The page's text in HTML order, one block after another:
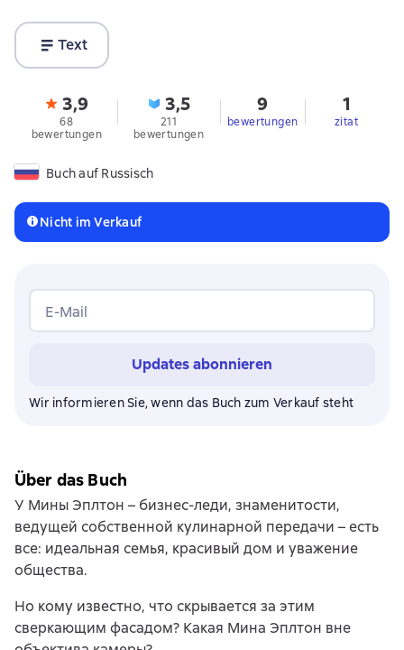
Text
3,9
68
bewertungen
3,5
211
bewertungen
9
bewertungen
1
zitat
Buch auf Russisch
Nicht im Verkauf
E-Mail
Updates abonnieren
Wir informieren Sie, wenn das Buch zum Verkauf steht
Über das Buch
У Мины Эплтон – бизнес-леди, знаменитости,
ведущей собственной кулинарной передачи – есть
все: идеальная семья, красивый дом и уважение
общества.
Но кому известно, что скрывается за этим
сверкающим фасадом? Какая Мина Эплтон вне